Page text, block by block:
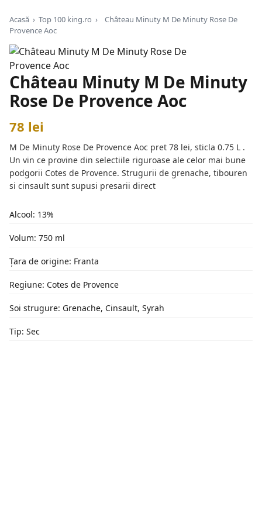
Acasă › Top 100 king.ro ›
Château Minuty M De Minuty Rose De
Provence Aoc
Château Minuty M De Minuty
Rose De Provence Aoc
78 lei
M De Minuty Rose De Provence Aoc pret 78 lei, sticla 0.75 L .
Un vin ce provine din selectiile riguroase ale celor mai bune
podgorii Cotes de Provence. Strugurii de grenache, tibouren
si cinsault sunt supusi presarii direct
Alcool: 13%
Volum: 750 ml
Țara de origine: Franta
Regiune: Cotes de Provence
Soi strugure: Grenache, Cinsault, Syrah
Tip: Sec